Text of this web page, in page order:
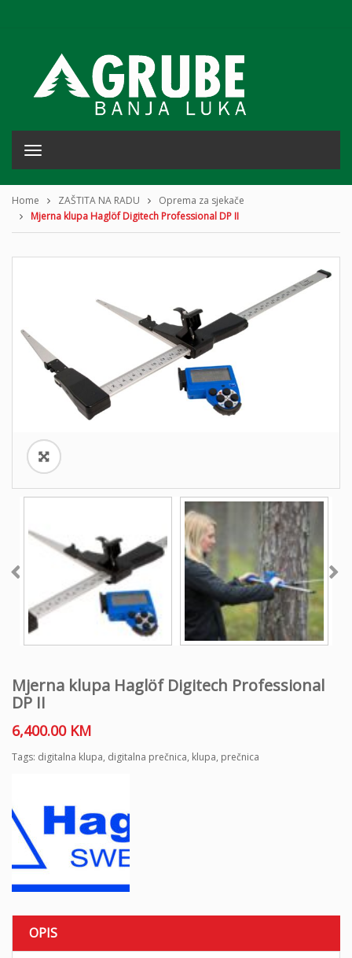
T
o
g
l
a
i
Home ZAŠTITA NA RADU
Oprema za sjekače
Mjerna klupa Haglöf Digitech Professional DP II
Mjerna klupa Haglöf Digitech Professional
DP II
6,400.00 KM
Tags: digitalna klupa, digitalna prečnica, klupa, prečnica
OPIS